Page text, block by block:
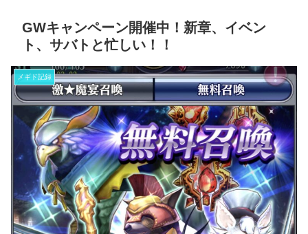
GWキャンペーン開催中！新章、イベン
ト、サバトと忙しい！！
メギド記録